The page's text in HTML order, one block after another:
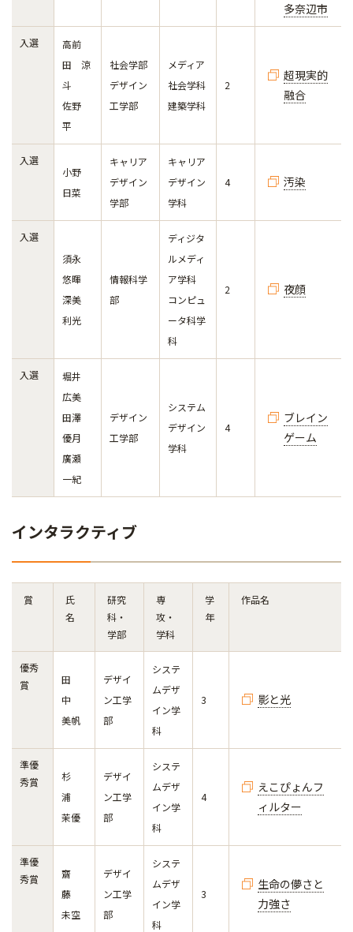
多奈辺市
入選
高前
田 涼
斗
佐野
平
社会学部
デザイン
工学部
メディア
社会学科
建築学科
2
超現実的
融合
入選
小野
日菜
キャリア
デザイン
学部
キャリア
デザイン
学科
4 汚染
入選
須永
悠暉
深美
利光
情報科学
部
ディジタ
ルメディ
ア学科
コンピュ
ータ科学
科
2 夜顔
入選
堀井
広美
田澤
優月
廣瀬
一紀
デザイン
工学部
システム
デザイン
学科
4
ブレイン
ゲーム
インタラクティブ
賞
氏
名
研究
科・
学部
専
攻・
学科
学
年
作品名
優秀
賞
田
中
美帆
デザイ
ン工学
部
システ
ムデザ
イン学
科
3 影と光
準優
秀賞
杉
浦
茉優
デザイ
ン工学
部
システ
ムデザ
イン学
科
4
えこぴょんフ
ィルター
準優
秀賞
齋
藤
未空
デザイ
ン工学
部
システ
ムデザ
イン学
科
3
生命の儚さと
力強さ